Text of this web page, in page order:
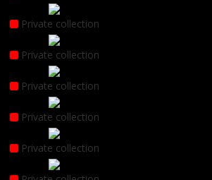
Private collection
Private collection
Private collection
Private collection
Private collection